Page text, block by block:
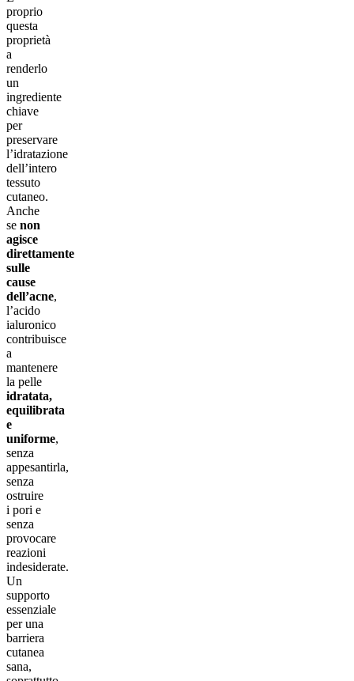
proprio
questa
proprietà
a
renderlo
un
ingrediente
chiave
per
preservare
l’idratazione
dell’intero
tessuto
cutaneo.
Anche
se non
agisce
direttamente
sulle
cause
dell’acne,
l’acido
ialuronico
contribuisce
a
mantenere
la pelle
idratata,
equilibrata
e
uniforme,
senza
appesantirla,
senza
ostruire
i pori e
senza
provocare
reazioni
indesiderate.
Un
supporto
essenziale
per una
barriera
cutanea
sana,